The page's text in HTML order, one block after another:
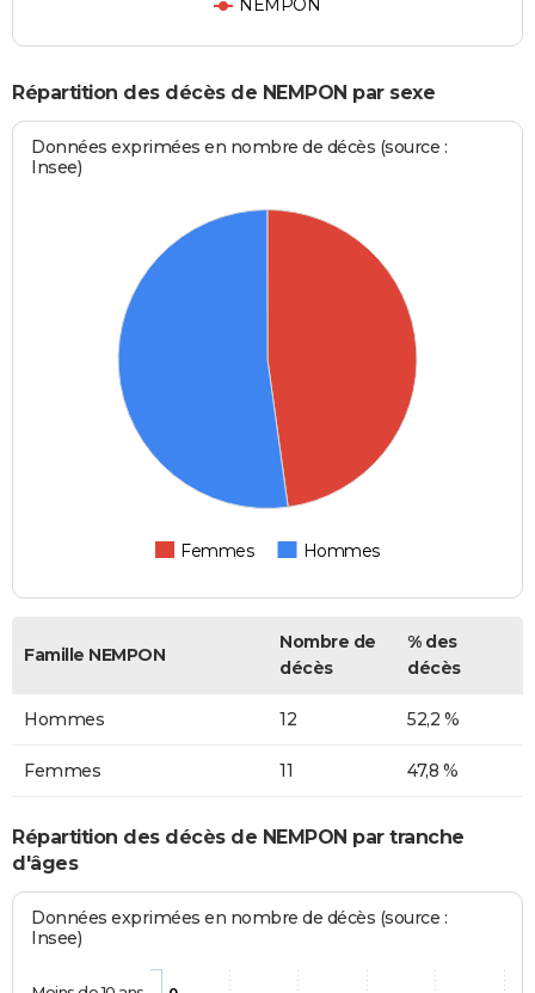
NEMPON
Répartition des décès de NEMPON par sexe
Données exprimées en nombre de décès (source :
Insee)
Femmes Hommes
Famille NEMPON
Nombre de
décès
% des
décès
Hommes 12 52,2 %
Femmes 11 47,8 %
Répartition des décès de NEMPON par tranche
d'âges
Données exprimées en nombre de décès (source :
Insee)